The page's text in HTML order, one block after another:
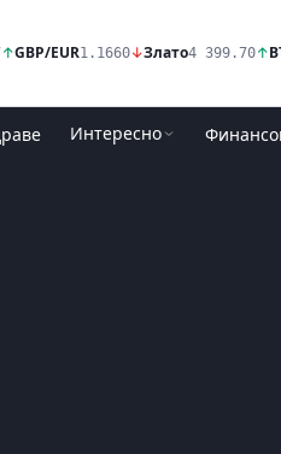
↑GBP/EUR1.1660↓Злато4 399.70↑
Интересно